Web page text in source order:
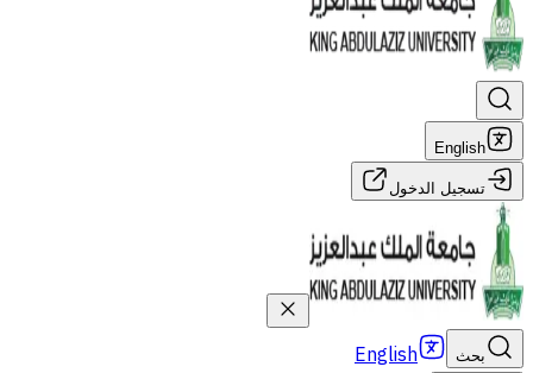
English
تسجيل الدخول
بحث English